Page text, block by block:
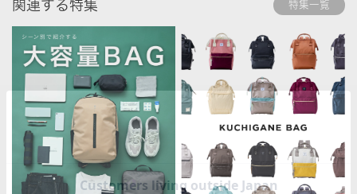
関連する特集 特集一覧